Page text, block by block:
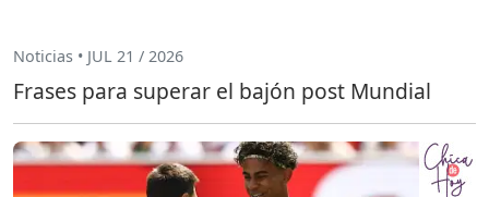
Noticias • JUL 21 / 2026
Frases para superar el bajón post Mundial